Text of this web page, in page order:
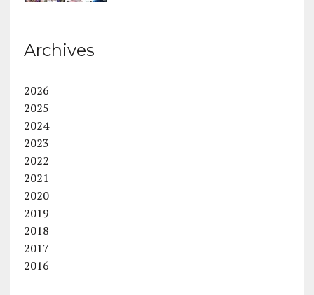
Archives
2026
2025
2024
2023
2022
2021
2020
2019
2018
2017
2016